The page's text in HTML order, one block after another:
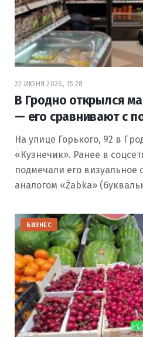
22 ИЮНЯ 2026, 15:28
В Гродно открылся
— его сравнивают с
На улице Горького, 92 в
«Кузнечик». Ранее в
подмечали его визуальное
аналогом «Żabka»
БИЗНЕС